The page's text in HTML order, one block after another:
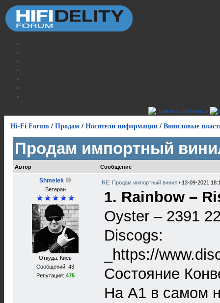
Hi-Fi Forum / Продам / Носители информации / Виниловые
Продам импортный
Автор Сообщение
Shmelek
Ветеран
Откуда: Киев
Сообщений: 43
Репутация: 475
RE: Продам импортный винил / 13-09-2021
1. Rainbow –
Oyster – 2391
Discogs:
_https://
Состояние
На A1 в самом